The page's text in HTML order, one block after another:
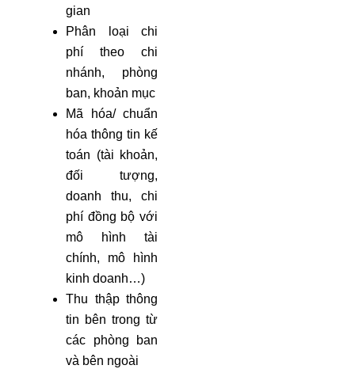
gian
Phân loại chi
phí theo chi
nhánh, phòng
ban, khoản mục
Mã hóa/ chuẩn
hóa thông tin kế
toán (tài khoản,
đối tượng,
doanh thu, chi
phí đồng bộ với
mô hình tài
chính, mô hình
kinh doanh…)
Thu thập thông
tin bên trong từ
các phòng ban
và bên ngoài